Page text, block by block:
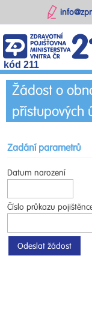
kód 211
Žádost o
přístupových
Zadání parametrů
Datum narození
Číslo průkazu